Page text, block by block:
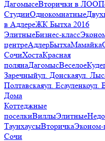
ДагомысеВторички в ЛОО
СтудииОднокомнатные
в АдлереЖК Бытха 2016
ЭлитныеБизнес-класс
центреАдлерБытхаМамайка
СочиХостаКрасная
полянаДагомысВеселое
Заречныйул. Донскаяул.
Полтавскаяул. Есауленкоул.
Дома
Коттеджные
поселкиВиллыЭлитные
ТаунхаусыВторичкаЭконом-
Сочи